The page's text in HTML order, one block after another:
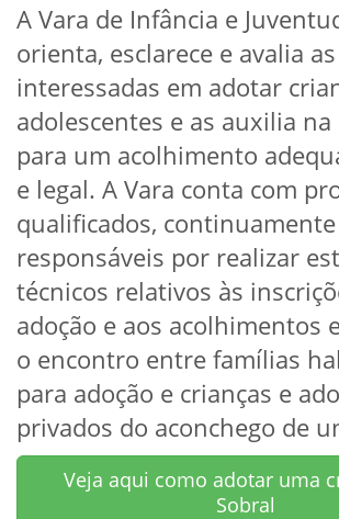
A Vara de Infância e
orienta, esclarece e avalia
interessadas em adotar
adolescentes e as auxilia na
para um acolhimento
e legal. A Vara conta com
qualificados,
responsáveis por realizar
técnicos relativos às
adoção e aos acolhimentos
o encontro entre famílias
para adoção e crianças e
privados do aconchego de
Veja aqui como adotar uma
Sobral